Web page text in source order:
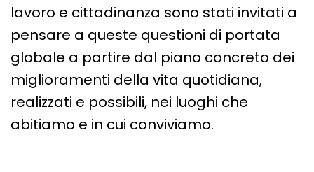
lavoro e cittadinanza sono stati invitati a
pensare a queste questioni di portata
globale a partire dal piano concreto dei
miglioramenti della vita quotidiana,
realizzati e possibili, nei luoghi che
abitiamo e in cui conviviamo.